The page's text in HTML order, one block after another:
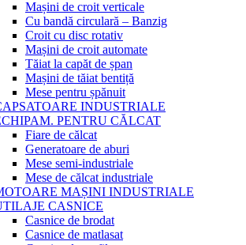
Mașini de croit verticale
Cu bandă circulară – Banzig
Croit cu disc rotativ
Mașini de croit automate
Tăiat la capăt de șpan
Mașini de tăiat bentiță
Mese pentru șpănuit
INDUSTRIALE
PENTRU CĂLCAT
Fiare de călcat
Generatoare de aburi
Mese semi-industriale
Mese de călcat industriale
MAȘINI INDUSTRIALE
CASNICE
Casnice de brodat
Casnice de matlasat